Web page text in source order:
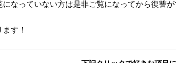
になっていない方は是非ご覧になってから復讐
す！